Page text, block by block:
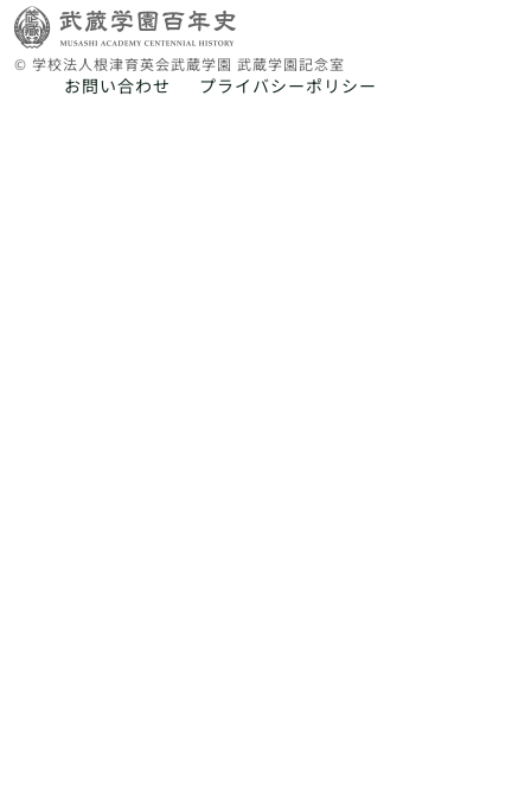
© 学校法人根津育英会武蔵学園 武蔵学園記念室
お問い合わせ プライバシーポリシー